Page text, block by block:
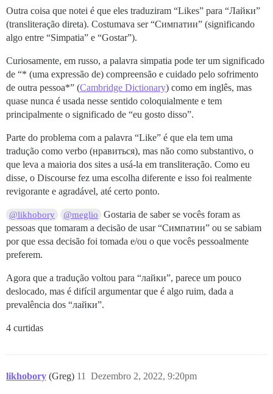
Outra coisa que notei é que eles traduziram “Likes” para “Лайки”
(transliteração direta). Costumava ser “Симпатии” (significando
algo entre “Simpatia” e “Gostar”).
Curiosamente, em russo, a palavra simpatia pode ter um significado
de “* (uma expressão de) compreensão e cuidado pelo sofrimento
de outra pessoa*” (Cambridge Dictionary) como em inglês, mas
quase nunca é usada nesse sentido coloquialmente e tem
principalmente o significado de “eu gosto disso”.
Parte do problema com a palavra “Like” é que ela tem uma
tradução como verbo (нравиться), mas não como substantivo, o
que leva a maioria dos sites a usá-la em transliteração. Como eu
disse, o Discourse fez uma escolha diferente e isso foi realmente
revigorante e agradável, até certo ponto.
@likhobory @meglio
Gostaria de saber se vocês foram as
pessoas que tomaram a decisão de usar “Симпатии” ou se sabiam
por que essa decisão foi tomada e/ou o que vocês pessoalmente
preferem.
Agora que a tradução voltou para “лайки”, parece um pouco
deslocado, mas é difícil argumentar que é algo ruim, dada a
prevalência dos “лайки”.
4 curtidas
likhobory (Greg) Dezembro 2, 2022, 9:20pm
11